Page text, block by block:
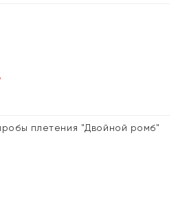
плетения "Двойной ромб"